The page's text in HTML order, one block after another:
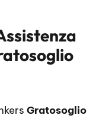
Gratosoglio